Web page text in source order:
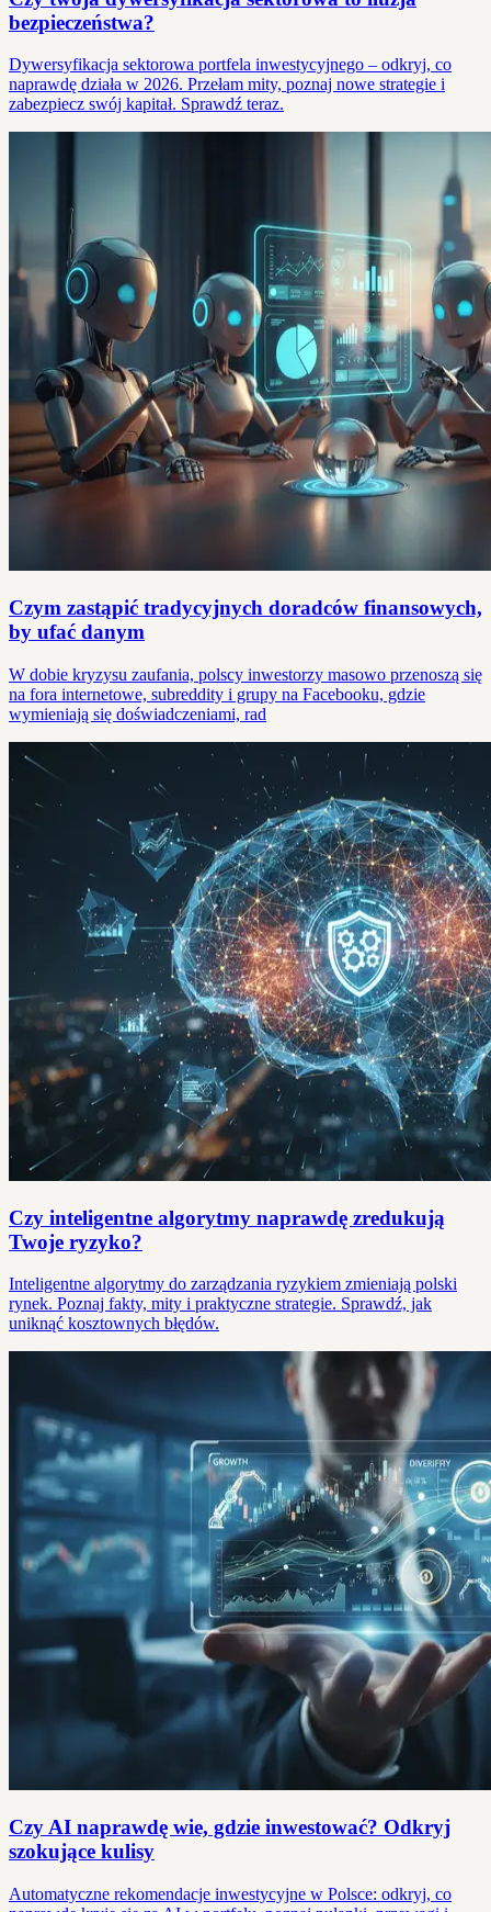
bezpieczeństwa?
Dywersyfikacja sektorowa portfela inwestycyjnego – odkryj, co
naprawdę działa w 2026. Przełam mity, poznaj nowe strategie i
zabezpiecz swój kapitał. Sprawdź teraz.
Czym zastąpić tradycyjnych doradców finansowych,
by ufać danym
W dobie kryzysu zaufania, polscy inwestorzy masowo przenoszą się
na fora internetowe, subreddity i grupy na Facebooku, gdzie
wymieniają się doświadczeniami, rad
Czy inteligentne algorytmy naprawdę zredukują
Twoje ryzyko?
Inteligentne algorytmy do zarządzania ryzykiem zmieniają polski
rynek. Poznaj fakty, mity i praktyczne strategie. Sprawdź, jak
uniknąć kosztownych błędów.
Czy AI naprawdę wie, gdzie inwestować? Odkryj
szokujące kulisy
Automatyczne rekomendacje inwestycyjne w Polsce: odkryj, co